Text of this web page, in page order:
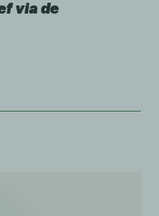
via de